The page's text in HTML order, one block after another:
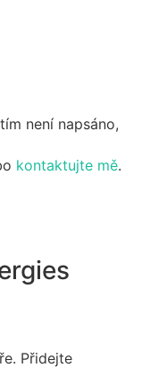
není napsáno,
kontaktujte mě.
Přidejte